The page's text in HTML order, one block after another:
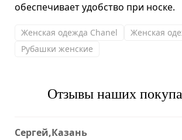
обеспечивает удобство при носке.
Женская одежда Chanel
Женская
Рубашки женские
Отзывы наших
Сергей,Казань